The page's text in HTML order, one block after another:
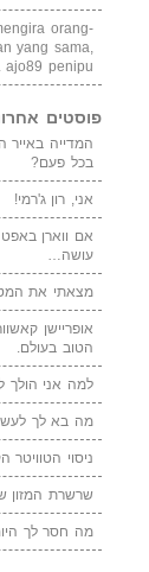
orang-
yang sama,
ajo89 penipu
פוסטים
בכל פעם?
אני, רון ג'רמי!
אם ווארן
עושה…
מצאתי את
אופריישן
הטוב בעולם.
למה אני הולך
מה בא לך
ניסוי הטוויטר
שרשרת המזון
מה חסר לך